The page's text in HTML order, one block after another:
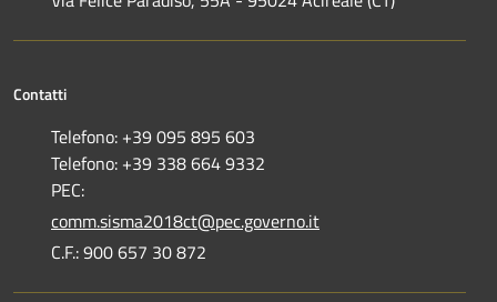
Contatti
Telefono: +39 095 895 603
Telefono: +39 338 664 9332
PEC:
comm.sisma2018ct@pec.governo.it
C.F.: 900 657 30 872